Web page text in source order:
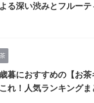
る深い渋みとフルーテ
暮におすすめの【お茶
れ！人気ランキングま